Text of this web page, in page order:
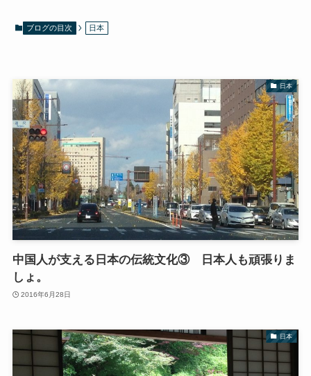
ブログの目次 日本
日本
中国人が支える日本の伝統文化③ 日本人も頑張りま
しょ。
2016年6月28日
日本